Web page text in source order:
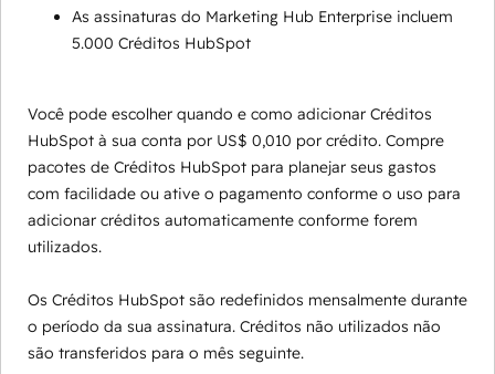
As assinaturas do Marketing Hub Enterprise incluem
5.000 Créditos HubSpot
Você pode escolher quando e como adicionar Créditos
HubSpot à sua conta por US$ 0,010 por crédito. Compre
pacotes de Créditos HubSpot para planejar seus gastos
com facilidade ou ative o pagamento conforme o uso para
adicionar créditos automaticamente conforme forem
utilizados.
Os Créditos HubSpot são redefinidos mensalmente durante
o período da sua assinatura. Créditos não utilizados não
são transferidos para o mês seguinte.